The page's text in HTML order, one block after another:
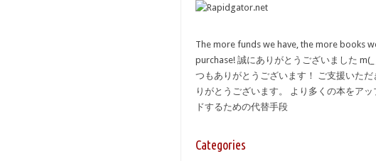
The more funds we have, the more books
purchase! 誠にありがとうございました m(_
つもありがとうございます！ ご支援いただ
りがとうございます。 より多くの本をアッ
ドするための代替手段
Categories